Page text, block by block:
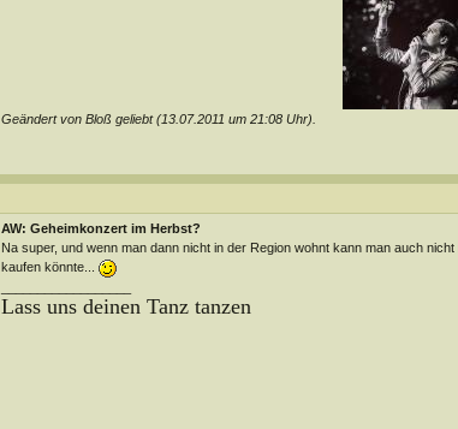
Geändert von Bloß geliebt (13.07.2011 um 21:08Uhr).
AW: Geheimkonzert im Herbst?
Na super, und wenn man dann nicht in der Region wohnt kann man auch
kaufen könnte...
Lass uns deinen Tanz tanzen